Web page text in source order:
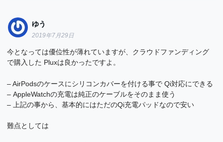
ゆう
2019年7月29日
今となっては優位性が薄れていますが、クラウドファンディング
で購入した Pluxは良かったですよ。
– AirPodsのケースにシリコンカバーを付ける事で Qi対応にできる
– AppleWatchの充電は純正のケーブルをそのまま使う
– 上記の事から、基本的にはただのQi充電パッドなので安い
難点としては